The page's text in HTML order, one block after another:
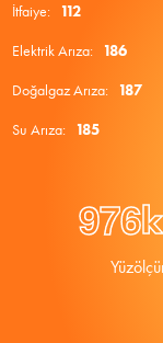
İtfaiye: 112
Elektrik Arıza: 186
Doğalgaz Arıza: 187
Su Arıza: 185
976